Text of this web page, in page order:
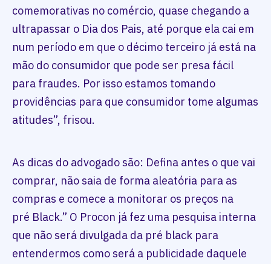
comemorativas no comércio, quase chegando a
ultrapassar o Dia dos Pais, até porque ela cai em
num período em que o décimo terceiro já está na
mão do consumidor que pode ser presa fácil
para fraudes. Por isso estamos tomando
providências para que consumidor tome algumas
atitudes”, frisou.
As dicas do advogado são: Defina antes o que vai
comprar, não saia de forma aleatória para as
compras e comece a monitorar os preços na
pré Black.” O Procon já fez uma pesquisa interna
que não será divulgada da pré black para
entendermos como será a publicidade daquele